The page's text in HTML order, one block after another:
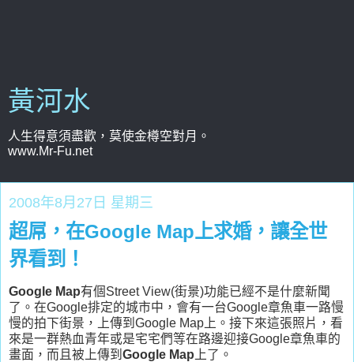
黃河水
人生得意須盡歡，莫使金樽空對月。
www.Mr-Fu.net
2008年8月27日 星期三
超屌，在Google Map上求婚，讓全世
界看到！
Google Map有個Street View(街景)功能已經不是什麼新聞
了。在Google排定的城市中，會有一台Google章魚車一路慢
慢的拍下街景，上傳到Google Map上。接下來這張照片，看
來是一群熱血青年或是宅宅們等在路邊迎接Google章魚車的
畫面，而且被上傳到 Google Map 上了。